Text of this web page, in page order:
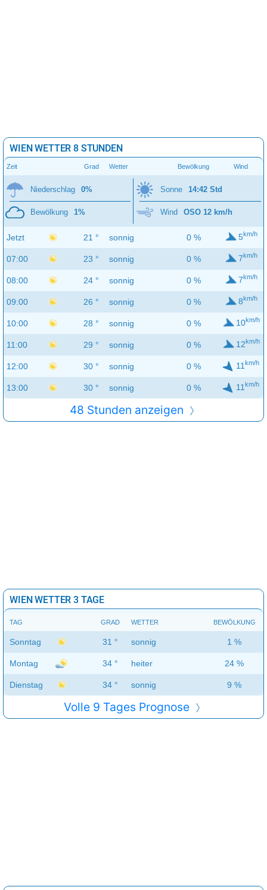
WIEN WETTER 8 STUNDEN
Zeit Grad Wetter Bewölkung Wind
Niederschlag 0%
Bewölkung 1%
Sonne 14:42 Std
Wind OSO 12 km/h
Jetzt 21 ° sonnig 0 % 5km/h
07:00 23 ° sonnig 0 % 7km/h
08:00 24 ° sonnig 0 % 7km/h
09:00 26 ° sonnig 0 % 8km/h
10:00 28 ° sonnig 0 % 10km/h
11:00 29 ° sonnig 0 % 12km/h
12:00 30 ° sonnig 0 % 11 km/h
13:00 30 ° sonnig 0 % 11 km/h
48 Stunden anzeigen
WIEN WETTER 3 TAGE
TAG GRAD WETTER BEWÖLKUNG
Sonntag 31 ° sonnig 1 %
Montag 34 ° heiter 24 %
Dienstag 34 ° sonnig 9 %
Volle 9 Tages Prognose